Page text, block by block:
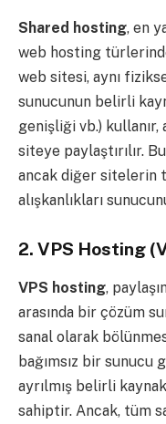
Shared hosting, en
web hosting
web sitesi, aynı
sunucunun belirli
genişliği vb.)
siteye paylaştırılır.
ancak diğer sitelerin
alışkanlıkları
2. VPS Hosting
VPS hosting,
arasında bir çözüm
sanal olarak
bağımsız bir sunucu
ayrılmış belirli
sahiptir. Ancak, tüm